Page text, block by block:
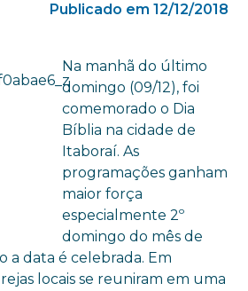
Publicado em 12/12/2018
Na manhã do último
domingo (09/12), foi
comemorado o Dia
Bíblia na cidade de
Itaboraí. As
programações ganham
maior força
especialmente 2º
domingo do mês de
a data é celebrada. Em
locais se reuniram em uma